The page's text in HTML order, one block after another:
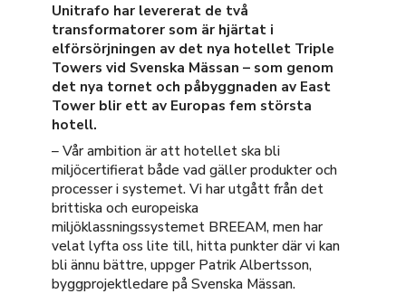
Unitrafo har levererat de två
transformatorer som är hjärtat i
elförsörjningen av det nya hotellet Triple
Towers vid Svenska Mässan – som genom
det nya tornet och påbyggnaden av East
Tower blir ett av Europas fem största
hotell.
– Vår ambition är att hotellet ska bli
miljöcertifierat både vad gäller produkter och
processer i systemet. Vi har utgått från det
brittiska och europeiska
miljöklassningssystemet BREEAM, men har
velat lyfta oss lite till, hitta punkter där vi kan
bli ännu bättre, uppger Patrik Albertsson,
byggprojektledare på Svenska Mässan.